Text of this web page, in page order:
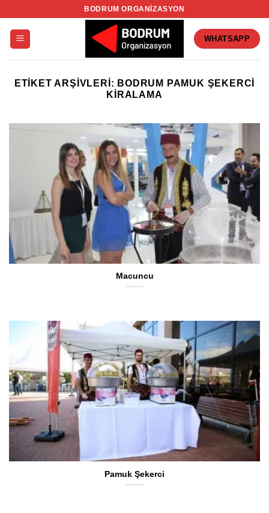
BODRUM ORGANIZASYON
WHATSAPP
ETIKET ARŞIVLERI: BODRUM PAMUK ŞEKERCI
KIRALAMA
Macuncu
Pamuk Şekerci